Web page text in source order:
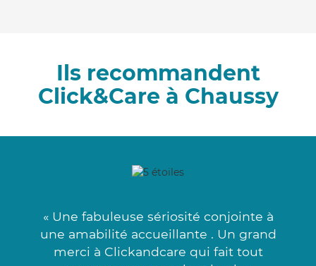
Ils recommandent
Click&Care à Chaussy
« Une fabuleuse sériosité conjointe à
une amabilité accueillante . Un grand
merci à Clickandcare qui fait tout